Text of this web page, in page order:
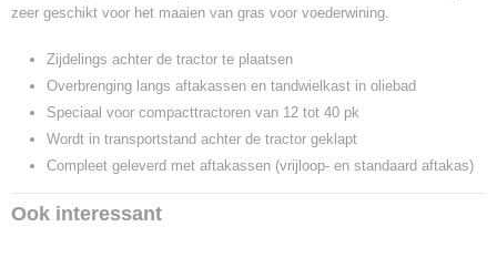
zeer geschikt voor het maaien van gras voor voederwining.
Zijdelings achter de tractor te plaatsen
Overbrenging langs aftakassen en tandwielkast in oliebad
Speciaal voor compacttractoren van 12 tot 40 pk
Wordt in transportstand achter de tractor geklapt
Compleet geleverd met aftakassen (vrijloop- en standaard aftakas)
Ook interessant